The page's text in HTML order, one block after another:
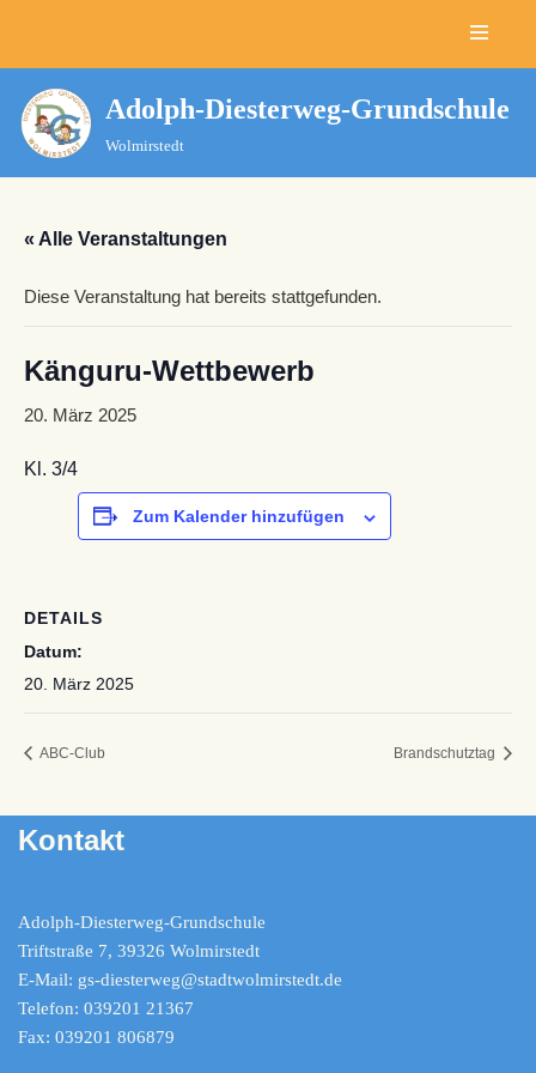
Zum
Inhalt
springen
Adolph-Diesterweg-Grundschule
Wolmirstedt
« Alle Veranstaltungen
Diese Veranstaltung hat bereits stattgefunden.
Känguru-Wettbewerb
20. März 2025
Kl. 3/4
Zum Kalender hinzufügen
DETAILS
Datum:
20. März 2025
ABC-Club Brandschutztag
Kontakt
Adolph-Diesterweg-Grundschule
Triftstraße 7, 39326 Wolmirstedt
E-Mail: gs-diesterweg@stadtwolmirstedt.de
Telefon: 039201 21367
Fax: 039201 806879